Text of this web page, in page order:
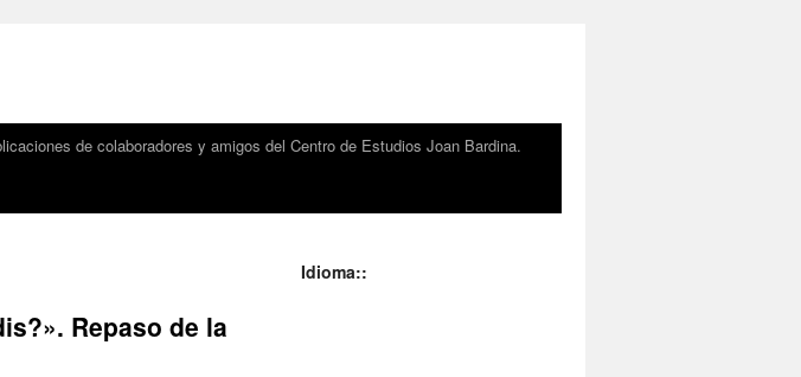
de colaboradores y amigos del Centro de Estudios Joan Bardina.
Repaso de la
Idioma::